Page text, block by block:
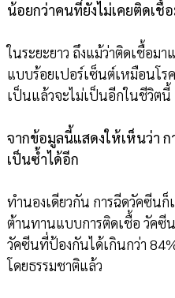
น้อยกว่าคนที่ยังไม่เคยติดเชื้
ในระยะยาว ถึงแม้ว่าติดเชื้อม
แบบร้อยเปอร์เซ็นต์เหมือนโร
เป็นแล้วจะไม่เป็นอีกในชีวิตนี้
จากข้อมูลนี้แสดงให้เห็นว่า ก
เป็นซ้ำได้อีก
ทำนองเดียวกัน การฉีดวัคซีน
ต้านทานแบบการติดเชื้อ วัคซี
วัคซีนที่ป้องกันได้เกินกว่า
โดยธรรมชาติแล้ว